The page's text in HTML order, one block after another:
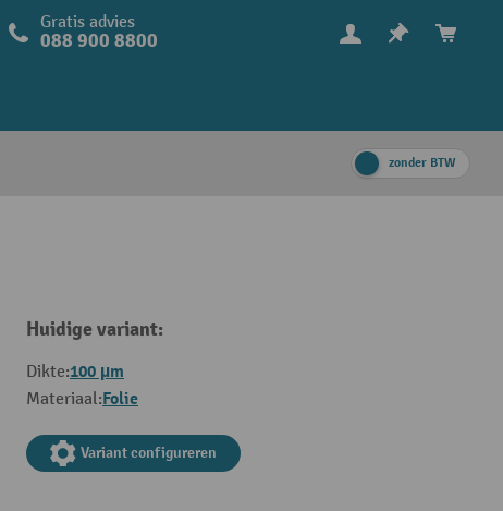
Gratis advies
088 900 8800
zonder BTW
Huidige variant:
Dikte:100 µm
Materiaal:Folie
Variant configureren